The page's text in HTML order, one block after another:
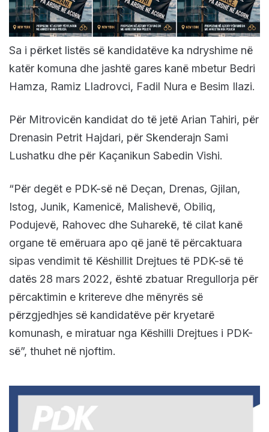
Sa i përket listës së kandidatëve ka ndryshime në
katër komuna dhe jashtë gares kanë mbetur Bedri
Hamza, Ramiz Lladrovci, Fadil Nura e Besim Ilazi.
Për Mitrovicën kandidat do të jetë Arian Tahiri, për
Drenasin Petrit Hajdari, për Skenderajn Sami
Lushatku dhe për Kaçanikun Sabedin Vishi.
“Për degët e PDK-së në Deçan, Drenas, Gjilan,
Istog, Junik, Kamenicë, Malishevë, Obiliq,
Podujevë, Rahovec dhe Suharekë, të cilat kanë
organe të emëruara apo që janë të përcaktuara
sipas vendimit të Këshillit Drejtues të PDK-së të
datës 28 mars 2022, është zbatuar Rregullorja për
përcaktimin e kritereve dhe mënyrës së
përzgjedhjes së kandidatëve për kryetarë
komunash, e miratuar nga Këshilli Drejtues i PDK-
së”, thuhet në njoftim.